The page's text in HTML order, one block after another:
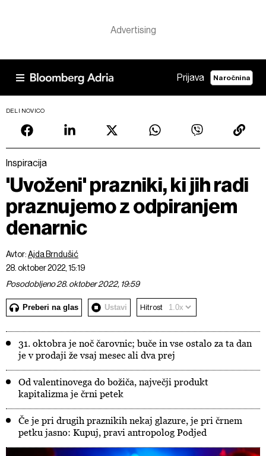
Prijava Naročnina
DELI NOVICO
Inspiracija
'Uvoženi' prazniki, ki jih radi
praznujemo z odpiranjem
denarnic
Avtor:Ajda Brndušić
28. oktober 2022, 15:19
Posodobljeno 28. oktober 2022, 19:59
Preberi na glas Ustavi Hitrost
31. oktobra je noč čarovnic; buče in vse ostalo za ta dan
je v prodaji že vsaj mesec ali dva prej
Od valentinovega do božiča, največji produkt
kapitalizma je črni petek
Če je pri drugih praznikih nekaj glazure, je pri črnem
petku jasno: Kupuj, pravi antropolog Podjed